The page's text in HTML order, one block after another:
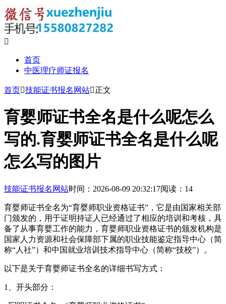

首页
中医理疗师证报名
首页技能证书报名网站正文
育婴师证书全名是什么呢怎么
写的.育婴师证书全名是什么呢
怎么写的图片
技能证书报名网站时间：2026-08-09 20:32:17阅读：14
育婴师证书全名为“育婴师职业资格证书”，它是由国家相关部
门颁发的，用于证明持证人已经通过了相应的培训和考核，具
备了从事育婴工作的能力，育婴师职业资格证书的颁发机构是
国家人力资源和社会保障部下属的职业技能鉴定指导中心（简
称“人社”）和中国就业培训技术指导中心（简称“技校”）。
以下是关于育婴师证书全名的详细书写方式：
1、开头部分：